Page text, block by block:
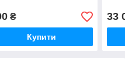
₴
Купити
33